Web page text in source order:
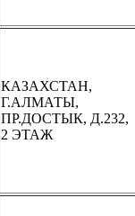
КАЗАХСТАН,
Г.АЛМАТЫ,
ПР.ДОСТЫК, Д.232,
2 ЭТАЖ